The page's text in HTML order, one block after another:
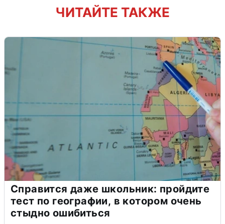
ЧИТАЙТЕ ТАКЖЕ
Справится даже школьник: пройдите
тест по географии, в котором очень
стыдно ошибиться